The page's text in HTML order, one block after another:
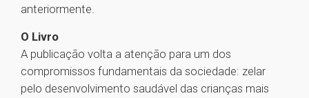
anteriormente.
O Livro
A publicação volta a atenção para um dos
compromissos fundamentais da sociedade: zelar
pelo desenvolvimento saudável das crianças mais